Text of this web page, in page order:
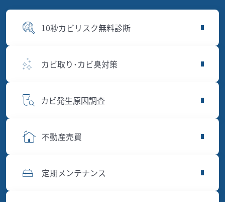
10秒カビリスク無料診断
カビ取り･カビ臭対策
カビ発生原因調査
不動産売買
定期メンテナンス